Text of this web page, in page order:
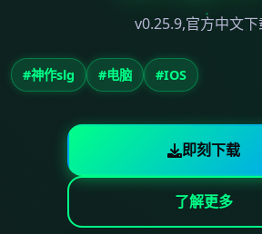
v0.25.9,官方中文下
#神作slg #电脑 #IOS
即刻下载
了解更多